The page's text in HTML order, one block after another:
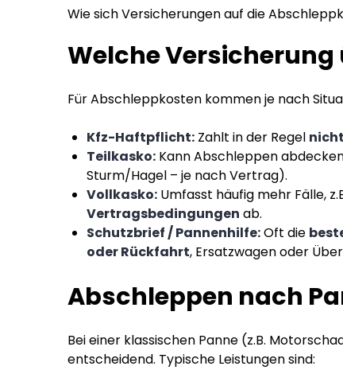
Wie sich Versicherungen auf die
Welche
Für Abschleppkosten kommen je nach
Kfz-Haftpflicht: Zahlt in der Regel nicht
Teilkasko: Kann Abschleppen
Sturm/Hagel – je nach Vertrag).
Vollkasko: Umfasst häufig mehr Fälle,
Vertragsbedingungen ab.
Schutzbrief / Pannenhilfe:Oft die
oder Rückfahrt, Ersatzwagen oder
Abschleppen nach
Bei einer klassischen Panne (z.B.
entscheidend. Typische Leistungen sind: